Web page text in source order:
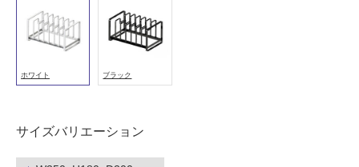
ホワイト ブラック
サイズバリエーション